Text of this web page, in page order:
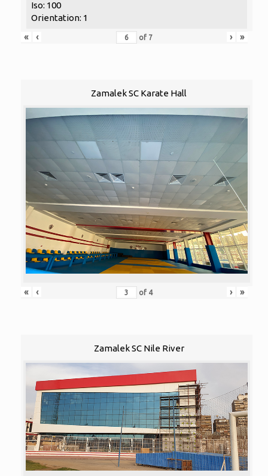
Iso: 100
Orientation: 1
«
‹ of 7 › »
Zamalek SC Karate Hall
« ‹ of 4 › »
Zamalek SC Nile River